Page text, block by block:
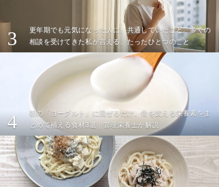
3
更年期でも元気になった人に、共通していたこと。多くの
相談を受けてきた私が言える、たったひとつのこと
4
朝の「ヨーグルト」に混ぜるだけ。骨を支える栄養素をま
とめて補える食材3選｜管理栄養士が解説